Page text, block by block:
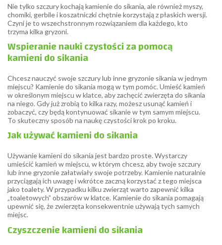
Nie tylko szczury kochają kamienie do sikania, ale również myszy,
chomiki, gerbile i koszatniczki chętnie korzystają z płaskich wersji.
Czyni je to wszechstronnym rozwiązaniem dla każdego, kto
trzyma kilka gryzoni.
Wspieranie nauki czystości za pomocą
kamieni do sikania
Chcesz nauczyć swoje szczury lub inne gryzonie sikania w jednym
miejscu? Kamienie do sikania mogą w tym pomóc. Umieść kamień
w określonym miejscu w klatce, aby zachęcić zwierzęta do sikania
na niego. Gdy już zrobią to kilka razy, możesz usunąć kamień i
zobaczyć, czy będą kontynuować sikanie w tym samym miejscu.
To skuteczny sposób na naukę czystości krok po kroku.
Jak używać kamieni do sikania
Używanie kamieni do sikania jest bardzo proste. Wystarczy
umieścić kamień w miejscu, w którym chcesz, aby twoje szczury
lub inne gryzonie załatwiały swoje potrzeby. Kamienie naturalnie
przyciągają ich uwagę i wkrótce zaczną korzystać z tego miejsca
jako toalety. W przypadku kilku zwierząt warto zapewnić kilka
„toaletowych” obszarów w klatce. Kamienie do sikania pomagają
upewnić się, że zwierzęta konsekwentnie używają tych samych
miejsc.
Czyszczenie kamieni do sikania